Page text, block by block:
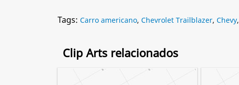
Tags: Carro americano, Chevrolet Trailblazer, Chevy,
Clip Arts relacionados